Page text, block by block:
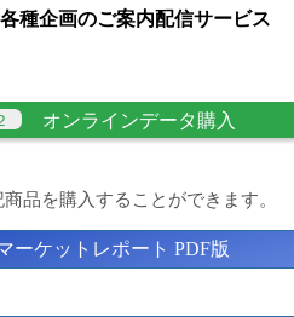
各種企画のご案内配信サービス
オンラインデータ購入
商品を購入することができます。
ーケットレポート PDF版